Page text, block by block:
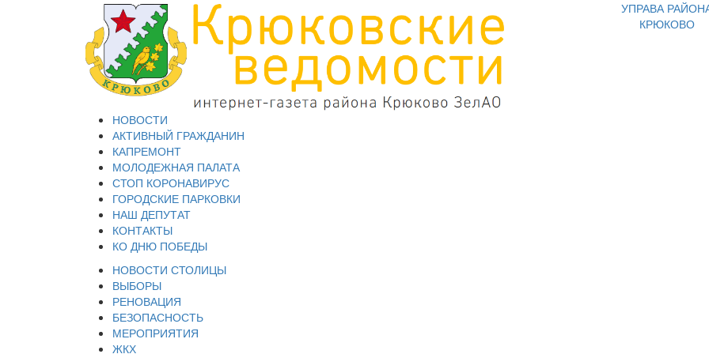
УПРАВА
КРЮКОВО
НОВОСТИ
АКТИВНЫЙ ГРАЖДАНИН
КАПРЕМОНТ
МОЛОДЕЖНАЯ ПАЛАТА
СТОП КОРОНАВИРУС
ГОРОДСКИЕ ПАРКОВКИ
НАШ ДЕПУТАТ
КОНТАКТЫ
КО ДНЮ ПОБЕДЫ
НОВОСТИ СТОЛИЦЫ
ВЫБОРЫ
РЕНОВАЦИЯ
БЕЗОПАСНОСТЬ
МЕРОПРИЯТИЯ
ЖКХ